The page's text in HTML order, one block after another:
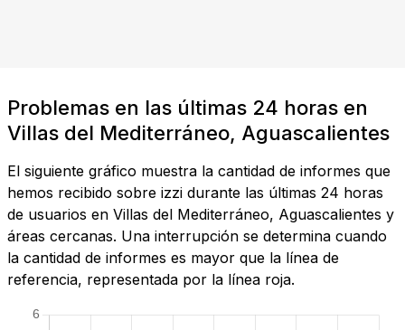
Problemas en las últimas 24 horas en
Villas del Mediterráneo, Aguascalientes
El siguiente gráfico muestra la cantidad de informes que
hemos recibido sobre izzi durante las últimas 24 horas
de usuarios en Villas del Mediterráneo, Aguascalientes y
áreas cercanas. Una interrupción se determina cuando
la cantidad de informes es mayor que la línea de
referencia, representada por la línea roja.